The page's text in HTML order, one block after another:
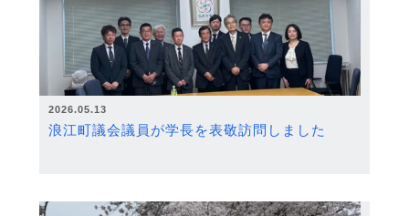
2026.05.13
浪江町議会議員が学長を表敬訪問しました